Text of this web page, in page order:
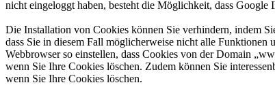
nicht eingeloggt haben, besteht die Möglichkeit, dass
Die Installation von Cookies können Sie verhindern, indem
dass Sie in diesem Fall möglicherweise nicht alle
Webbrowser so einstellen, dass Cookies von der Domain
wenn Sie Ihre Cookies löschen. Zudem können Sie
wenn Sie Ihre Cookies löschen.